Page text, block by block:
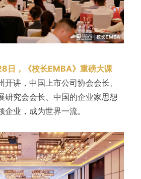
日，《校长EMBA》重磅大课
开讲，中国上市公司协会会长、
研究会会长、中国的企业家思想
业，成为世界一流。